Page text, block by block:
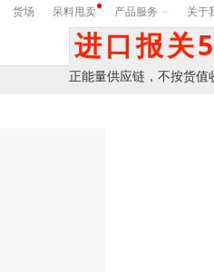
货场 呆料甩卖 产品服务 关于
进口报关
正能量供应链，不按货